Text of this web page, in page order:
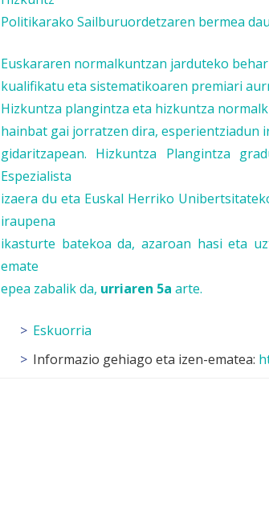
Politikarako Sailburuordetzaren bermea
Euskararen normalkuntzan jarduteko
kualifikatu eta sistematikoaren premiari
Hizkuntza plangintza eta hizkuntza
hainbat gai jorratzen dira, esperientziadun
gidaritzapean. Hizkuntza Plangintza
Espezialista
izaera du eta Euskal Herriko
iraupena
ikasturte batekoa da, azaroan hasi eta
emate
epea zabalik da, urriaren 5a arte.
Eskuorria
Informazio gehiago eta izen-ematea: